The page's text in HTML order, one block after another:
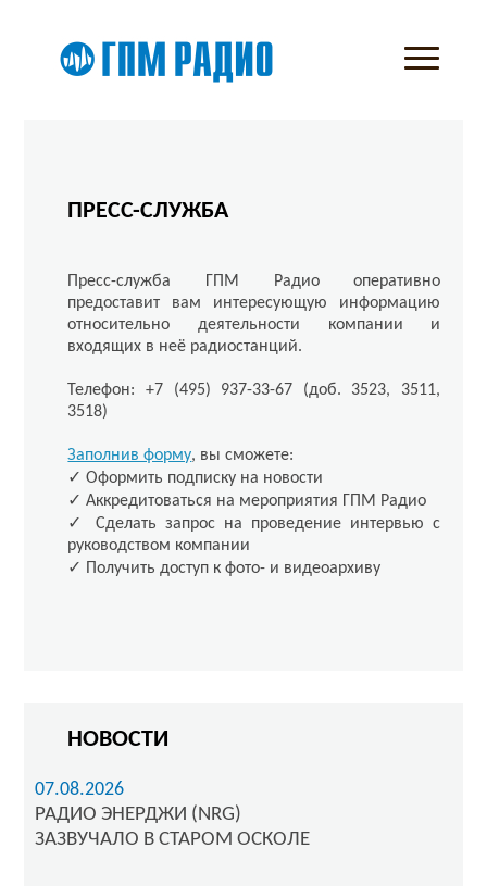
ПРЕСС-СЛУЖБА
Пресс-служба ГПМ Радио оперативно
предоставит вам интересующую информацию
относительно деятельности компании и
входящих в неё радиостанций.
Телефон: +7 (495) 937-33-67 (доб. 3523, 3511,
3518)
Заполнив форму, вы сможете:
✓ Оформить подписку на новости
✓ Аккредитоваться на мероприятия ГПМ Радио
✓ Сделать запрос на проведение интервью с
руководством компании
✓ Получить доступ к фото- и видеоархиву
НОВОСТИ
07.08.2026
РАДИО ЭНЕРДЖИ (NRG)
ЗАЗВУЧАЛО В СТАРОМ ОСКОЛЕ